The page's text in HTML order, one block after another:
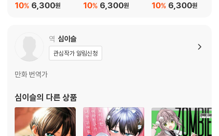
6,300원
10% 6,300원
10% 6,300원
10%
역 심이슬
관심작가 알림신청
만화 번역가
심이슬의 다른 상품